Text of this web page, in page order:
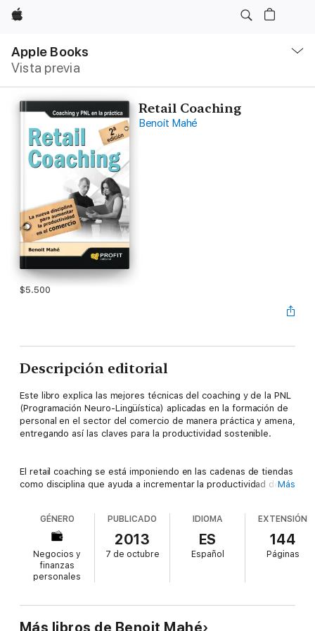
Apple
Apple Books
Vista previa
local
Abrir
Retail Coaching
Benoit Mahé
$5.500
Descripción editorial
Este libro explica las mejores técnicas del coaching y de la PNL
(Programación Neuro-Lingüística) aplicadas en la formación de
personal en el sector del comercio de manera práctica y amena,
entregando así las claves para la productividad sostenible.
El retail coaching se está imponiendo en las cadenas de tiendas
como disciplina que ayuda a incrementar la productividad de los
entre los objetivos de empresa y los retos individuales. ¿Qué
pasaría si cada responsable de tienda, al responder a la
pregunta “¿Qué tal hoy?”, fuera capaz de indicar sus
indicadores claves? La PNL nos enseña que sólo el 7% de
nuestras reacciones son conscientes; ¿qué pasaría si logramos
superar el boicoteo que a veces permitimos al 93% restante?
que escucha “de verdad” y le ayuda no sólo a realizar su
Más
GÉNERO
Negocios y
finanzas
personales
PUBLICADO
2013
7 de octubre
IDIOMA
ES
Español
EXTENSIÓN
144
Páginas
Más libros de Benoit Mahé